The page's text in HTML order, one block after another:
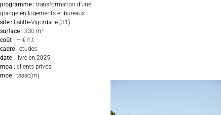
programme : transformation d’une
grange en logements et bureaux
site : Lafitte-Vigordane (31)
surface : 330 m²
coût : — € h.t
cadre : études
date : livré en 2025
moa : clients privés
moe : taaac(m)